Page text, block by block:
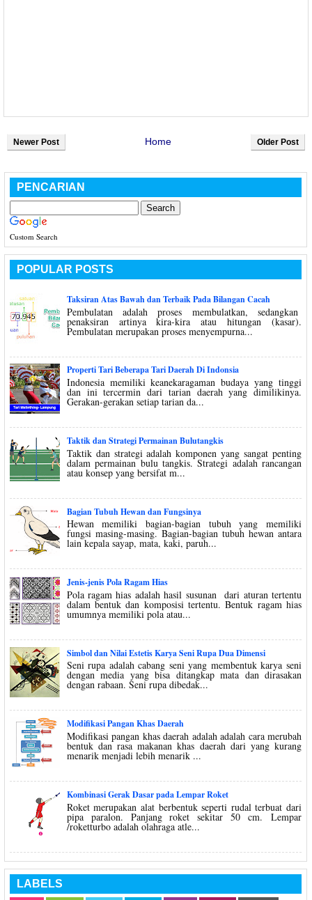
Newer Post Older Post
Home
PENCARIAN
Custom Search
POPULAR POSTS
Taksiran Atas Bawah dan Terbaik Pada Bilangan Cacah
Pembulatan adalah proses membulatkan, sedangkan
penaksiran artinya kira-kira atau hitungan (kasar).
Pembulatan merupakan proses menyempurna...
Properti Tari Beberapa Tari Daerah Di Indonsia
Indonesia memiliki keanekaragaman budaya yang tinggi
dan ini tercermin dari tarian daerah yang dimilikinya.
Gerakan-gerakan setiap tarian da...
Taktik dan Strategi Permainan Bulutangkis
Taktik dan strategi adalah komponen yang sangat penting
dalam permainan bulu tangkis. Strategi adalah rancangan
atau konsep yang bersifat m...
Bagian Tubuh Hewan dan Fungsinya
Hewan memiliki bagian-bagian tubuh yang memiliki
fungsi masing-masing. Bagian-bagian tubuh hewan antara
lain kepala sayap, mata, kaki, paruh...
Jenis-jenis Pola Ragam Hias
Pola ragam hias adalah hasil susunan dari aturan tertentu
dalam bentuk dan komposisi tertentu. Bentuk ragam hias
umumnya memiliki pola atau...
Simbol dan Nilai Estetis Karya Seni Rupa Dua Dimensi
Seni rupa adalah cabang seni yang membentuk karya seni
dengan media yang bisa ditangkap mata dan dirasakan
dengan rabaan. Seni rupa dibedak...
Modifikasi Pangan Khas Daerah
Modifikasi pangan khas daerah adalah adalah cara merubah
bentuk dan rasa makanan khas daerah dari yang kurang
menarik menjadi lebih menarik ...
Kombinasi Gerak Dasar pada Lempar Roket
Roket merupakan alat berbentuk seperti rudal terbuat dari
pipa paralon. Panjang roket sekitar 50 cm. Lempar
/roketturbo adalah olahraga atle...
LABELS